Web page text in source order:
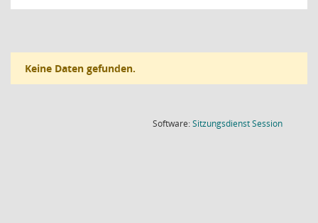
Keine Daten gefunden.
Software:SitzungsdienstSession(Wird in